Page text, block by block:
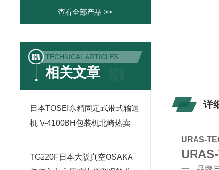
查看全部产品 >>
TECHNICAL ARTICLES
相关文章
日本TOSEI东精固定式带式输送
机 V-4100BH包装机北崎热卖
TG220F日本大阪真空OSAKA
详
URAS-